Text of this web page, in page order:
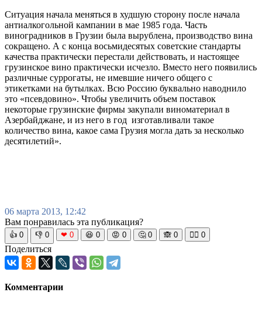
Ситуация начала меняться в худшую сторону после начала
антиалкогольной кампании в мае 1985 года. Часть
виноградников в Грузии была вырублена, производство вина
сокращено. А с конца восьмидесятых советские стандарты
качества практически перестали действовать, и настоящее
грузинское вино практически исчезло. Вместо него появились
различные суррогаты, не имевшие ничего общего с
этикетками на бутылках. Всю Россию буквально наводнило
это «псевдовино». Чтобы увеличить объем поставок
некоторые грузинские фирмы закупали виноматериал в
Азербайджане, и из него в год изготавливали такое
количество вина, какое сама Грузия могла дать за несколько
десятилетий».
06 марта 2013, 12:42
Вам понравилась эта публикация?
👍 0 👎 0 ❤ 0 😆 0 😡 0 🤔 0 🙈 0 🧘‍♀️ 0
Поделиться
Комментарии